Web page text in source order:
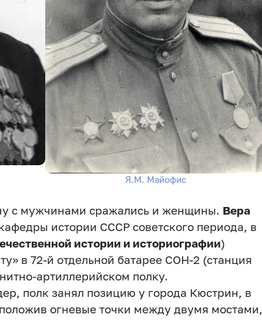
Я.М. Майофис
с мужчинами сражались и женщины. Вера
истории СССР советского периода, в
истории и историографии)
в 72-й отдельной батарее СОН-2 (станция
артиллерийском полку.
полк занял позицию у города Кюстрин, в
огневые точки между двумя мостами,